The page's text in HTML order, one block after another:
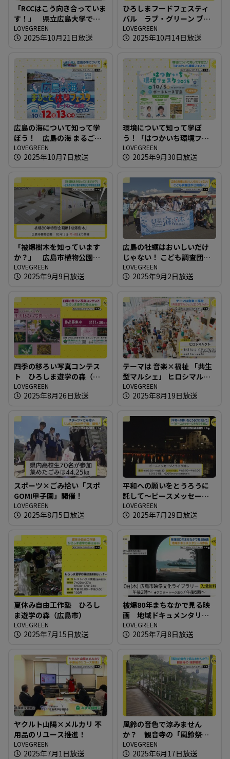
「RCCはこう向き合っていま
す！」 県立広島大学で企
業が環境問題への取り組み
を講義
LOVEGREEN
2025年10月21日放送
ひろしまフードフェスティ
バル ラブ・グリーン ブー
スでの取り組み
LOVEGREEN
2025年10月14日放送
広島の海について知って学
ぼう！ 広島の海 まるごと
体験フェスタ in ボートレー
ス宮島
LOVEGREEN
2025年10月7日放送
環境について知って学ぼ
う！「はつかいち環境フェ
スタ」
LOVEGREEN
2025年9月30日放送
「被爆樹木を知っています
か？」 広島市植物公園の
被爆80年特別企画展
LOVEGREEN
2025年9月9日放送
広島の牡蠣はおいしいだけ
じゃない！ こども調査団が
江田島へ！
LOVEGREEN
2025年9月2日放送
四季の移ろい写真コンテス
ト ひろしま遊学の森（広
島市）
LOVEGREEN
2025年8月26日放送
テーマは 音楽×福祉 「共生
型マルシェ」 ヒロシマルク
ト
LOVEGREEN
2025年8月19日放送
スポーツ×ごみ拾い「スポ
GOMI甲子園」開催！
LOVEGREEN
2025年8月5日放送
平和への願いをとうろうに
託して～ピースメッセージ
とうろう流し
LOVEGREEN
2025年7月29日放送
夏休み自由工作塾 ひろし
ま遊学の森（広島市）
LOVEGREEN
2025年7月15日放送
被爆80年まちなかで見る映
画 地域ドキュメンタリー4
作品
LOVEGREEN
2025年7月8日放送
ヤクルト山陽×メルカリ 不
用品のリユース推進！
LOVEGREEN
2025年7月1日放送
風鈴の音色で涼みません
か？ 観音寺の「風鈴祭
り」
LOVEGREEN
2025年6月17日放送